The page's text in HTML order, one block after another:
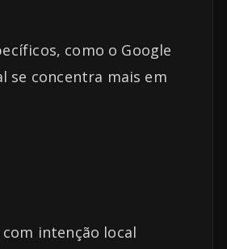
como o Google
se concentra mais em
intenção local